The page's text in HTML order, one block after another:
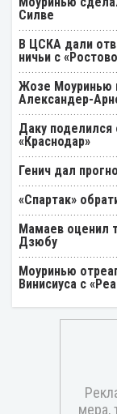
Силве
В ЦСКА дали
ничьи с
Жозе Моуринью
Александер-
Даку поделился
«Краснодар»
Генич дал
«Спартак»
Мамаев оценил
Дзюбу
Моуринью
Винисиуса с